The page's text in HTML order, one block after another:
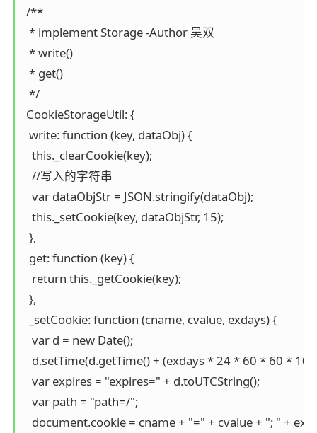
/**
  * implement Storage -Author 吴双
  * write()
  * get()
  */
CookieStorageUtil: {
  write: function (key, dataObj) {
   this._clearCookie(key);
   //写入的字符串
   var dataObjStr = JSON.stringify(dataObj);
   this._setCookie(key, dataObjStr, 15);
  },
  get: function (key) {
   return this._getCookie(key);
  },
  _setCookie: function (cname, cvalue, exdays) {
   var d = new Date();
d.setTime(d.getTime() + (exdays * 24 * 60 * 60 *
   var expires = "expires=" + d.toUTCString();
   var path = "path=/";
document.cookie = cname + "=" + cvalue + "; " +